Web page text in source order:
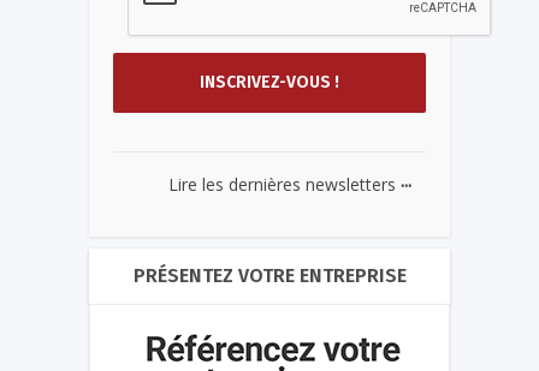
Lire les dernières newsletters ...
PRÉSENTEZ VOTRE ENTREPRISE